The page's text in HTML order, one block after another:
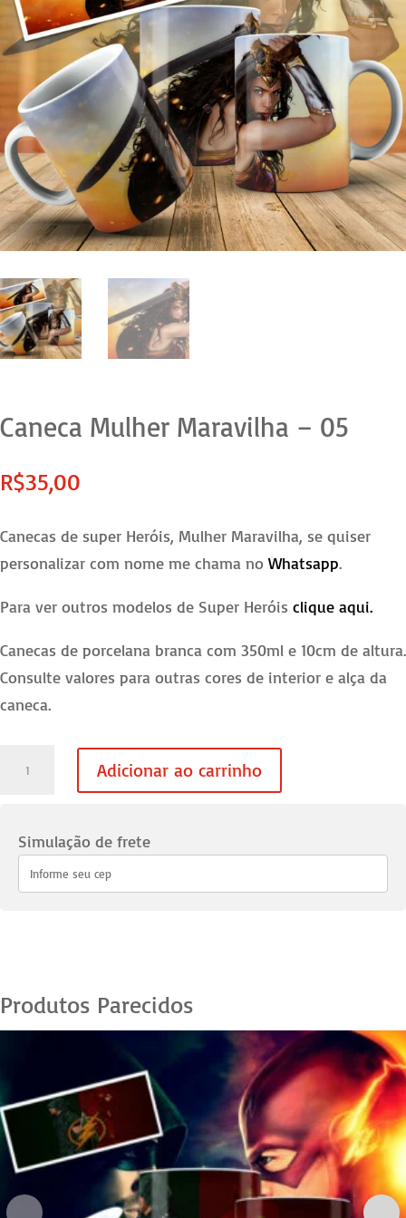
Caneca Mulher Maravilha – 05
R$35,00
Canecas de super Heróis, Mulher Maravilha, se quiser
personalizar com nome me chama no Whatsapp.
Para ver outros modelos de Super Heróis clique aqui.
Canecas de porcelana branca com 350ml e 10cm de altura.
Consulte valores para outras cores de interior e alça da
caneca.
quantidade
Adicionar ao carrinho
Simulação de frete
Produtos Parecidos